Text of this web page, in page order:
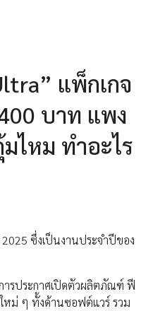
แพ็กเกจ
บาท แพง
ไหม ทำอะไร
ซึ่งเป็นงานประจำปีของ
ารประกาศเปิดตัวผลิตภัณฑ์ ฟี
หม่ ๆ ทั้งด้านซอฟต์แวร์ รวม